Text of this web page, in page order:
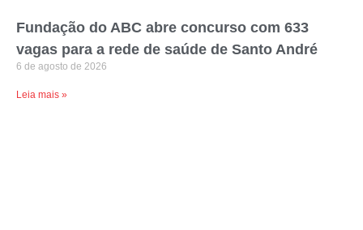
Fundação do ABC abre concurso com 633
vagas para a rede de saúde de Santo André
6 de agosto de 2026
Leia mais »